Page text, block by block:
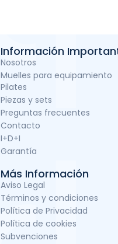
Información
Nosotros
Muelles para equipamiento
Pilates
Piezas y sets
Preguntas frecuentes
Contacto
I+D+I
Garantía
Más Información
Aviso Legal
Términos y condiciones
Política de Privacidad
Política de cookies
Subvenciones